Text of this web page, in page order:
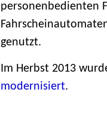
personenbedienten
genutzt.
Im Herbst 2013
modernisiert.